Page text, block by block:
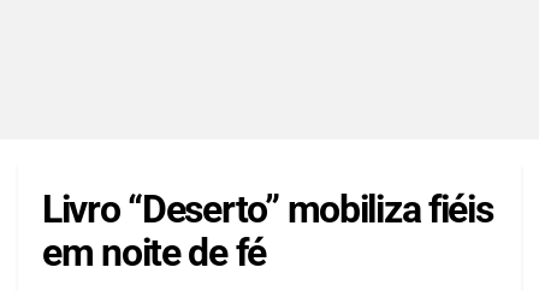
Livro “Deserto” mobiliza fiéis
em noite de fé